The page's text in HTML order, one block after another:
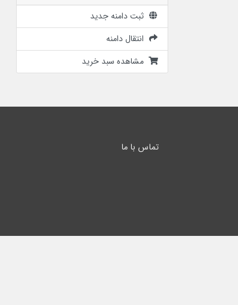
ثبت دامنه جدید
انتقال دامنه
مشاهده سبد خرید
تماس با ما